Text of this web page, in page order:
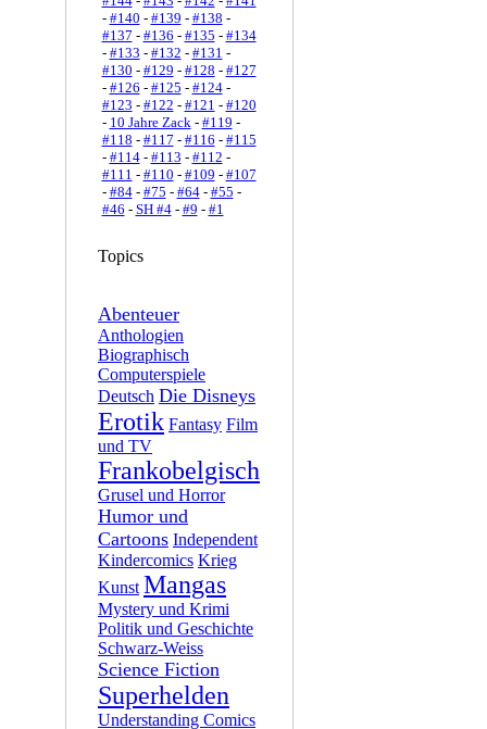
- #140 - #139 - #138 -
#137 - #136 - #135 - #134
- #133 - #132 - #131 -
#130 - #129 - #128 - #127
- #126 - #125 - #124-
#123 - #122 - #121 - #120
- 10 Jahre Zack- #119 -
#118 - #117 - #116 - #115
- #114- #113 - #112 -
#111 - #110 - #109 - #107
- #84- #75 - #64- #55 -
#46 - SH #4- #9 - #1
Topics
Abenteuer
Anthologien
Biographisch
Computerspiele
Deutsch Die Disneys
Erotik Fantasy Film
und TV
Frankobelgisch
Grusel und Horror
Humor und
Cartoons Independent
Kindercomics Krieg
Kunst Mangas
Mystery und Krimi
Politik und Geschichte
Schwarz-Weiss
Science Fiction
Superhelden
Understanding Comics